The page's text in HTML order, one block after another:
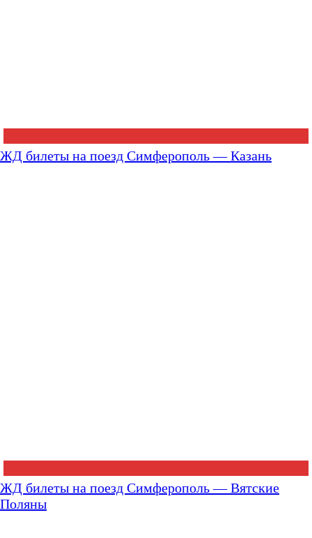
ЖД билеты на поезд Симферополь — Казань
ЖД билеты на поезд Симферополь — Вятские
Поляны